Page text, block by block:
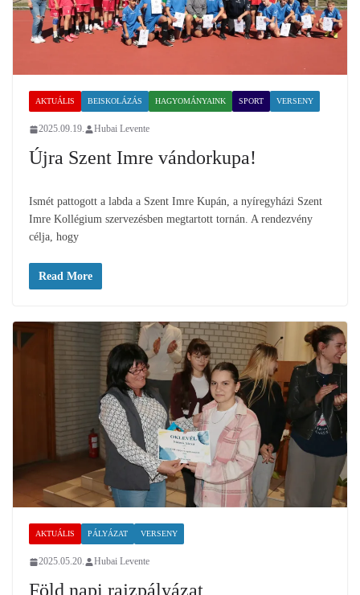
AKTUÁLIS BEISKOLÁZÁS HAGYOMÁNYAINK SPORT VERSENY
2025.09.19. Hubai Levente
Újra Szent Imre vándorkupa!
Ismét pattogott a labda a Szent Imre Kupán, a nyíregyházi Szent
Imre Kollégium szervezésben megtartott tornán. A rendezvény
célja, hogy
Read More
AKTUÁLIS PÁLYÁZAT VERSENY
2025.05.20. Hubai Levente
Föld napi rajzpályázat